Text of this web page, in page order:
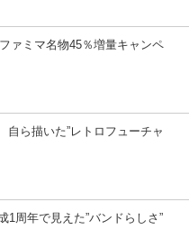
ァミマ名物45％増量キャンペ
ら描いた”レトロフューチャ
1周年で見えた”バンドらしさ”